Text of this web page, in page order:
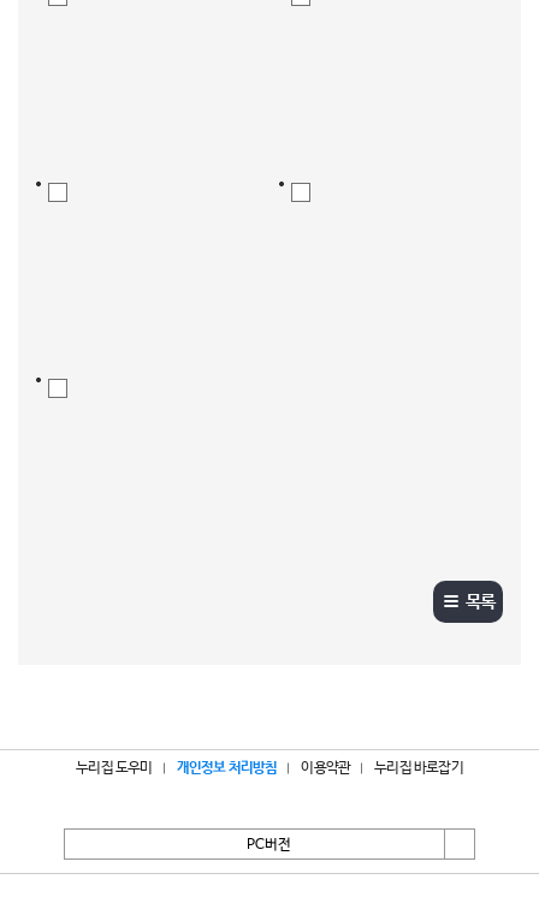
목록
누리집 도우미 개인정보 처리방침 이용약관 누리집 바로잡기
PC버전